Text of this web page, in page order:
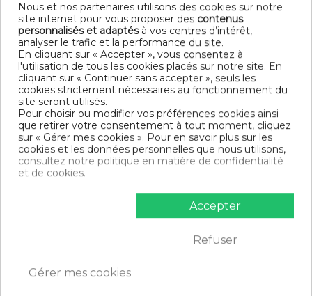
Contenu
1 Serviette de douche 70x130 cm
DESCRIPTIF TECHNIQUE
Certification
Longueur 130
Grammage 600g/m²
Lavable en machine
Nous et nos partenaires utilisons des cookies sur notre
site internet pour vous proposer des contenus
personnalisés et adaptésà vos centres d’intérêt,
analyser le trafic et la performance du site.
En cliquant sur « Accepter », vous consentez à
l'utilisation de tous les cookies placés sur notre site. En
cliquant sur « Continuer sans accepter », seuls les
cookies strictement nécessaires au fonctionnement du
site seront utilisés.
Pour choisir ou modifier vos préférences cookies ainsi
que retirer votre consentement à tout moment, cliquez
sur « Gérer mes cookies ». Pour en savoir plus sur les
cookies et les données personnelles que nous utilisons,
consultez notre politique en matière de confidentialité
et de cookies.
Accepter
Refuser
Gérer mes cookies